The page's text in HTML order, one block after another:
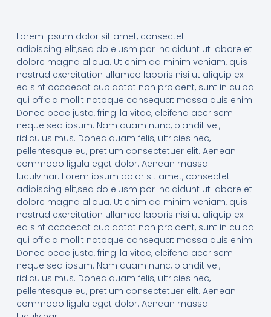
Lorem ipsum dolor sit amet, consectet
adipiscing elit,sed do eiusm por incididunt ut labore et
dolore magna aliqua. Ut enim ad minim veniam, quis
nostrud exercitation ullamco laboris nisi ut aliquip ex
ea sint occaecat cupidatat non proident, sunt in culpa
qui officia mollit natoque consequat massa quis enim.
Donec pede justo, fringilla vitae, eleifend acer sem
neque sed ipsum. Nam quam nunc, blandit vel,
ridiculus mus. Donec quam felis, ultricies nec,
pellentesque eu, pretium consectetuer elit. Aenean
commodo ligula eget dolor. Aenean massa.
luculvinar. Lorem ipsum dolor sit amet, consectet
adipiscing elit,sed do eiusm por incididunt ut labore et
dolore magna aliqua. Ut enim ad minim veniam, quis
nostrud exercitation ullamco laboris nisi ut aliquip ex
ea sint occaecat cupidatat non proident, sunt in culpa
qui officia mollit natoque consequat massa quis enim.
Donec pede justo, fringilla vitae, eleifend acer sem
neque sed ipsum. Nam quam nunc, blandit vel,
ridiculus mus. Donec quam felis, ultricies nec,
pellentesque eu, pretium consectetuer elit. Aenean
commodo ligula eget dolor. Aenean massa.